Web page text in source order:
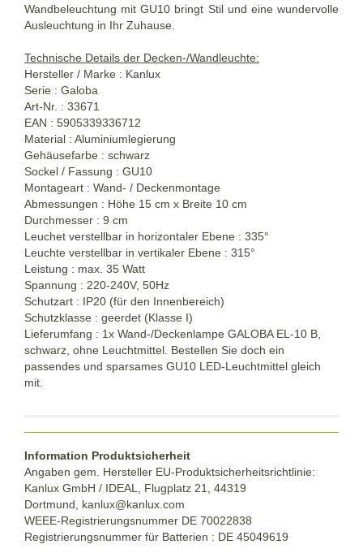
Wandbeleuchtung mit GU10 bringt Stil und eine wundervolle
Ausleuchtung in Ihr Zuhause.
Technische Details der Decken-/Wandleuchte:
Hersteller / Marke : Kanlux
Serie : Galoba
Art-Nr. : 33671
EAN : 5905339336712
Material : Aluminiumlegierung
Gehäusefarbe : schwarz
Sockel / Fassung : GU10
Montageart : Wand- / Deckenmontage
Abmessungen : Höhe 15 cm x Breite 10 cm
Durchmesser : 9 cm
Leuchet verstellbar in horizontaler Ebene : 335°
Leuchte verstellbar in vertikaler Ebene : 315°
Leistung : max. 35 Watt
Spannung : 220-240V, 50Hz
Schutzart : IP20 (für den Innenbereich)
Schutzklasse : geerdet (Klasse I)
Lieferumfang : 1x Wand-/Deckenlampe GALOBA EL-10 B,
schwarz, ohne Leuchtmittel. Bestellen Sie doch ein
passendes und sparsames GU10 LED-Leuchtmittel gleich
mit.
Information Produktsicherheit
Angaben gem. Hersteller EU-Produktsicherheitsrichtlinie:
Kanlux GmbH / IDEAL, Flugplatz 21, 44319
Dortmund, kanlux@kanlux.com
WEEE-Registrierungsnummer DE 70022838
Registrierungsnummer für Batterien : DE 45049619